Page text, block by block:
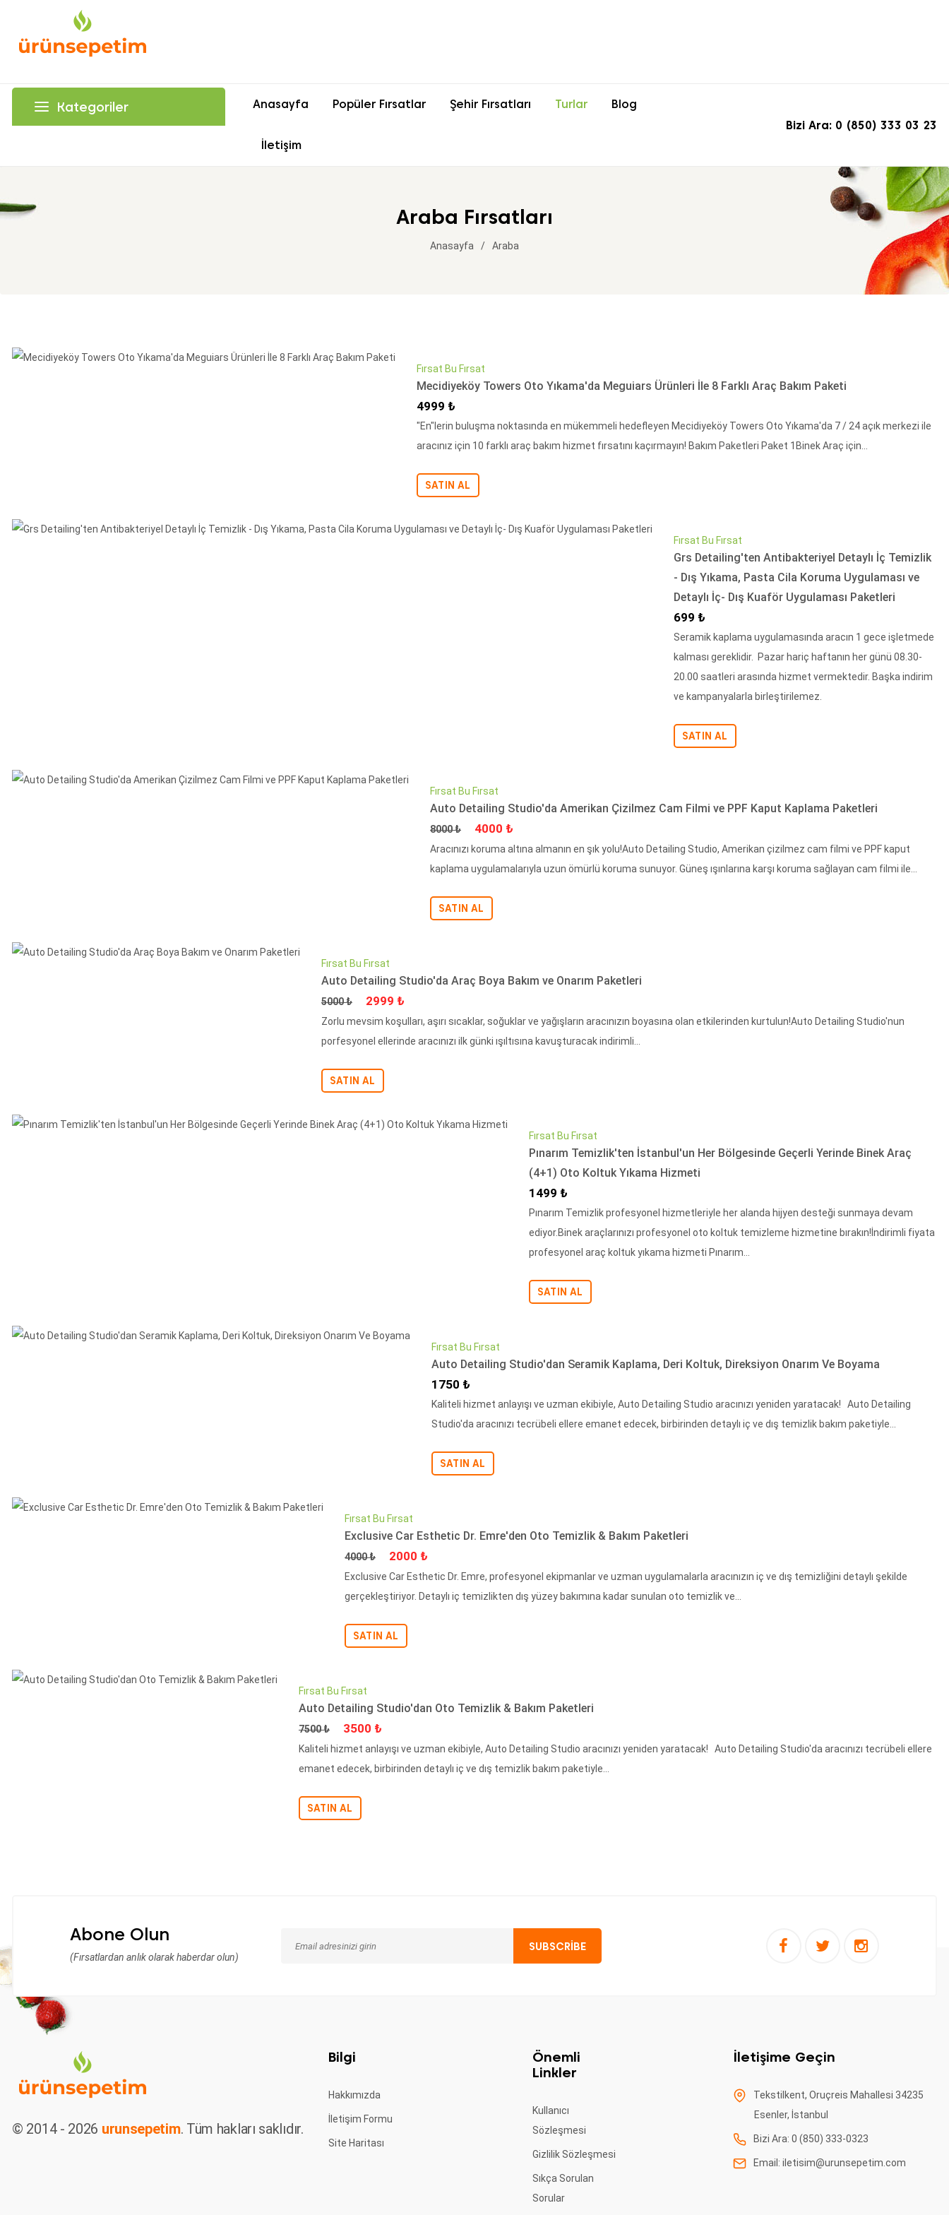
Kategoriler Anasayfa Popüler Fırsatlar Şehir Fırsatları Turlar Blog
İletişim
Bizi Ara: 0 (850) 333 03 23
Araba Fırsatları
Anasayfa Araba
Fırsat Bu Fırsat
Mecidiyeköy Towers Oto Yıkama'da Meguiars Ürünleri İle 8 Farklı Araç Bakım Paketi
İndirimli Fiyat
4999 ₺
"En"lerin buluşma noktasında en mükemmeli hedefleyen Mecidiyeköy Towers Oto Yıkama'da 7 / 24 açık merkezi ile
aracınız için 10 farklı araç bakım hizmet fırsatını kaçırmayın! Bakım Paketleri Paket 1Binek Araç için...
SATIN AL
Fırsat Bu Fırsat
Grs Detailing'ten Antibakteriyel Detaylı İç Temizlik
- Dış Yıkama, Pasta Cila Koruma Uygulaması ve
Detaylı İç- Dış Kuaför Uygulaması Paketleri
İndirimli Fiyat
699 ₺
Seramik kaplama uygulamasında aracın 1 gece işletmede
kalması gereklidir. Pazar hariç haftanın her günü 08.30-
20.00 saatleri arasında hizmet vermektedir. Başka indirim
ve kampanyalarla birleştirilemez.
SATIN AL
Fırsat Bu Fırsat
Auto Detailing Studio'da Amerikan Çizilmez Cam Filmi ve PPF Kaput Kaplama Paketleri
Fiyat
8000 ₺ İndirimli Fiyat
4000 ₺
Aracınızı koruma altına almanın en şık yolu!Auto Detailing Studio, Amerikan çizilmez cam filmi ve PPF kaput
kaplama uygulamalarıyla uzun ömürlü koruma sunuyor. Güneş ışınlarına karşı koruma sağlayan cam filmi ile...
SATIN AL
Fırsat Bu Fırsat
Auto Detailing Studio'da Araç Boya Bakım ve Onarım Paketleri
Fiyat
5000 ₺ İndirimli Fiyat
2999 ₺
Zorlu mevsim koşulları, aşırı sıcaklar, soğuklar ve yağışların aracınızın boyasına olan etkilerinden kurtulun!Auto Detailing Studio'nun
porfesyonel ellerinde aracınızı ilk günki ışıltısına kavuşturacak indirimli...
SATIN AL
Fırsat Bu Fırsat
Pınarım Temizlik'ten İstanbul'un Her Bölgesinde Geçerli Yerinde Binek Araç
(4+1) Oto Koltuk Yıkama Hizmeti
İndirimli Fiyat
1499 ₺
Pınarım Temizlik profesyonel hizmetleriyle her alanda hijyen desteği sunmaya devam
ediyor.Binek araçlarınızı profesyonel oto koltuk temizleme hizmetine bırakın!İndirimli fiyata
profesyonel araç koltuk yıkama hizmeti Pınarım...
SATIN AL
Fırsat Bu Fırsat
Auto Detailing Studio'dan Seramik Kaplama, Deri Koltuk, Direksiyon Onarım Ve Boyama
İndirimli Fiyat
1750 ₺
Kaliteli hizmet anlayışı ve uzman ekibiyle, Auto Detailing Studio aracınızı yeniden yaratacak! Auto Detailing
Studio'da aracınızı tecrübeli ellere emanet edecek, birbirinden detaylı iç ve dış temizlik bakım paketiyle...
SATIN AL
Fırsat Bu Fırsat
Exclusive Car Esthetic Dr. Emre'den Oto Temizlik & Bakım Paketleri
Fiyat
4000 ₺ İndirimli Fiyat
2000 ₺
Exclusive Car Esthetic Dr. Emre, profesyonel ekipmanlar ve uzman uygulamalarla aracınızın iç ve dış temizliğini detaylı şekilde
gerçekleştiriyor. Detaylı iç temizlikten dış yüzey bakımına kadar sunulan oto temizlik ve...
SATIN AL
Fırsat Bu Fırsat
Auto Detailing Studio'dan Oto Temizlik & Bakım Paketleri
Fiyat
7500 ₺ İndirimli Fiyat
3500 ₺
Kaliteli hizmet anlayışı ve uzman ekibiyle, Auto Detailing Studio aracınızı yeniden yaratacak! Auto Detailing Studio'da aracınızı tecrübeli ellere
emanet edecek, birbirinden detaylı iç ve dış temizlik bakım paketiyle...
SATIN AL
Abone Olun
(Fırsatlardan anlık olarak haberdar olun)
© 2014 - 2026 urunsepetim. Tüm hakları saklıdır.
Bilgi
Hakkımızda
İletişim Formu
Site Haritası
Önemli
Linkler
Kullanıcı
Sözleşmesi
Gizlilik Sözleşmesi
Sıkça Sorulan
Sorular
İletişime Geçin
Tekstilkent, Oruçreis Mahallesi 34235
Esenler, İstanbul
Bizi Ara: 0 (850) 333-0323
Email: iletisim@urunsepetim.com